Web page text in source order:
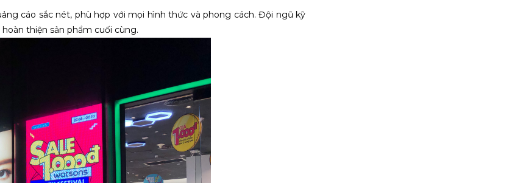
cáo sắc nét, phù hợp với mọi hình thức và phong cách. Đội ngũ kỹ
thiện sản phẩm cuối cùng.